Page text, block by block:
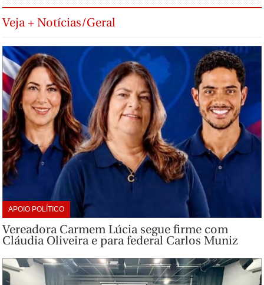
Veja + Notícias/Geral
APOIO POLÍTICO
Vereadora Carmem Lúcia segue firme com
Cláudia Oliveira e para federal Carlos Muniz